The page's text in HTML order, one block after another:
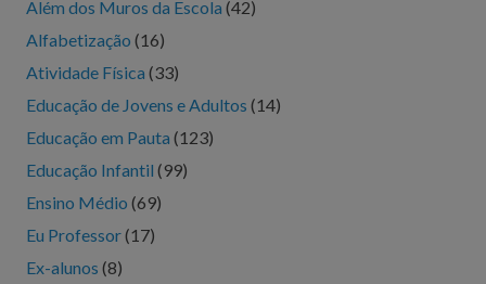
Além dos Muros da Escola (42)
Alfabetização (16)
Atividade Física (33)
Educação de Jovens e Adultos (14)
Educação em Pauta (123)
Educação Infantil (99)
Ensino Médio (69)
Eu Professor(17)
Ex-alunos (8)